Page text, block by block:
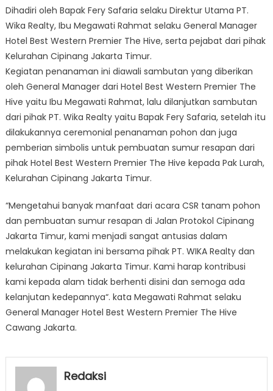
Dihadiri oleh Bapak Fery Safaria selaku Direktur Utama PT.
Wika Realty, Ibu Megawati Rahmat selaku General Manager
Hotel Best Western Premier The Hive, serta pejabat dari pihak
Kelurahan Cipinang Jakarta Timur.
Kegiatan penanaman ini diawali sambutan yang diberikan
oleh General Manager dari Hotel Best Western Premier The
Hive yaitu Ibu Megawati Rahmat, lalu dilanjutkan sambutan
dari pihak PT. Wika Realty yaitu Bapak Fery Safaria, setelah itu
dilakukannya ceremonial penanaman pohon dan juga
pemberian simbolis untuk pembuatan sumur resapan dari
pihak Hotel Best Western Premier The Hive kepada Pak Lurah,
Kelurahan Cipinang Jakarta Timur.
“Mengetahui banyak manfaat dari acara CSR tanam pohon
dan pembuatan sumur resapan di Jalan Protokol Cipinang
Jakarta Timur, kami menjadi sangat antusias dalam
melakukan kegiatan ini bersama pihak PT. WIKA Realty dan
kelurahan Cipinang Jakarta Timur. Kami harap kontribusi
kami kepada alam tidak berhenti disini dan semoga ada
kelanjutan kedepannya“. kata Megawati Rahmat selaku
General Manager Hotel Best Western Premier The Hive
Cawang Jakarta.
Redaksi